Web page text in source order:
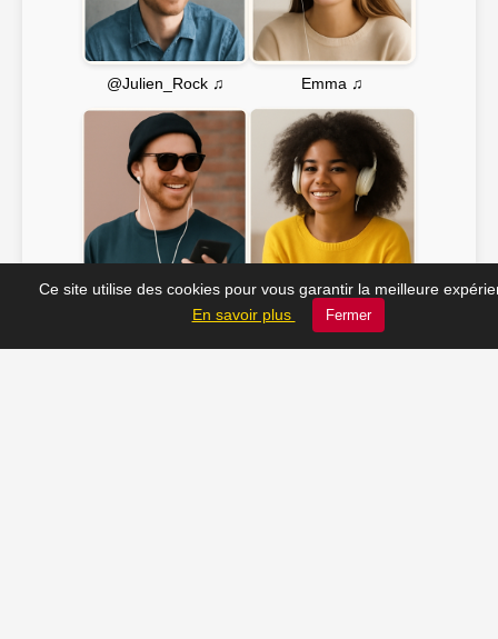
@Julien_Rock ♫ Emma ♫
JC_13 ♫ Soline ♫
Ce site utilise des cookies pour vous garantir la meilleure
En savoir plus
Fermer